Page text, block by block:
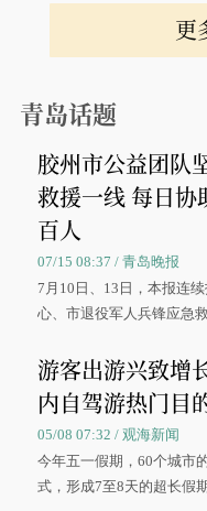
更
青岛话题
胶州市公益团队
救援一线 每日协
百人
07/15 08:37 / 青岛晚报
7月10日、13日，本报连
心、市退役军人兵锋应急
游客出游兴致增
内自驾游热门目
05/08 07:32 / 观海新闻
今年五一假期，60个城市
式，形成7至8天的超长假